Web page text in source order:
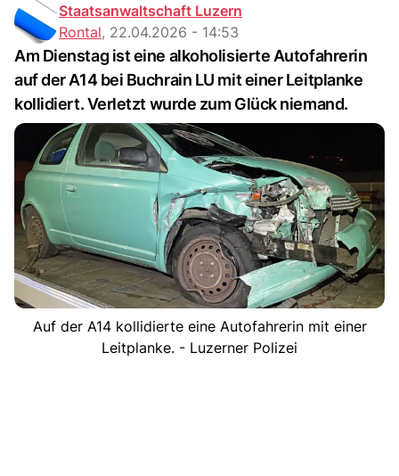
Staatsanwaltschaft Luzern
Rontal, 22.04.2026 - 14:53
Am Dienstag ist eine alkoholisierte Autofahrerin
auf der A14 bei Buchrain LU mit einer Leitplanke
kollidiert. Verletzt wurde zum Glück niemand.
Auf der A14 kollidierte eine Autofahrerin mit einer
Leitplanke. - Luzerner Polizei